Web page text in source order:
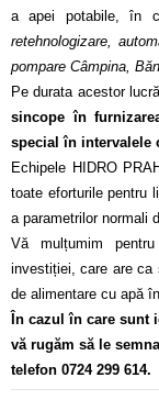
a apei potabile, în
retehnologizare,
pompare Câmpina,
Pe durata acestor
sincope în
special în intervalele
Echipele HIDRO
toate eforturile pentru
a parametrilor normali
Vă mulțumim
investiției, care are ca
de alimentare cu apă
În cazul în care sunt
vă rugăm să le
telefon 0724 299 614.